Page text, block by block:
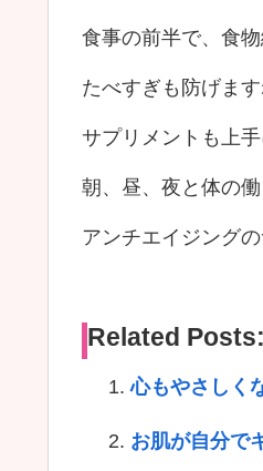
食事の前半で、食
たべすぎも防げます
サプリメントも上
朝、昼、夜と体の
アンチエイジング
Related Posts:
心もやさしく
お肌が自分で